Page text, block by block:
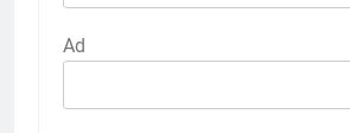
Ad